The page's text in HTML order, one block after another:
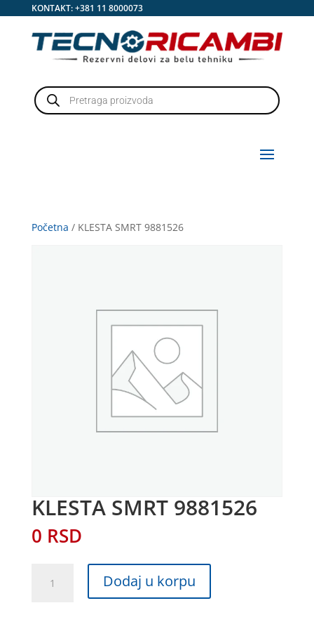
KONTAKT:+381 11 8000073
Products
search
Početna / KLESTA SMRT 9881526
KLESTA SMRT 9881526
0 RSD
SMRT
Dodaj u korpu